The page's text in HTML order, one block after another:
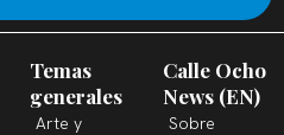
Temas
generales
Arte y
Calle Ocho
News (EN)
Sobre